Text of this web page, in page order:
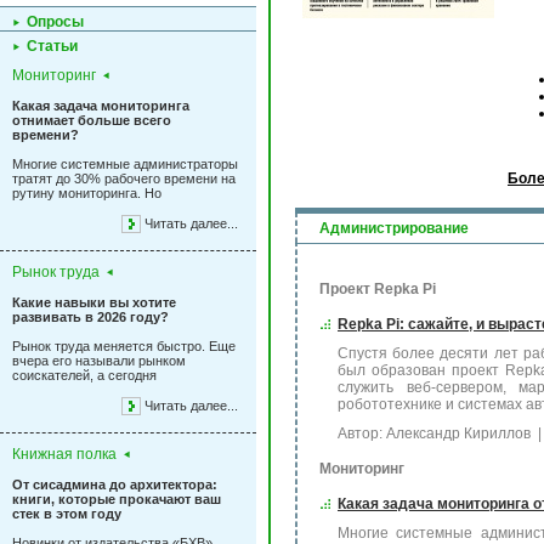
Опросы
Статьи
Мониторинг
Какая задача мониторинга
отнимает больше всего
времени?
Многие системные администраторы
тратят до 30% рабочего времени на
рутину мониторинга. Но
Читать далее...
Рынок труда
Какие навыки вы хотите
развивать в 2026 году?
Рынок труда меняется быстро. Еще
вчера его называли рынком
соискателей, а сегодня
Читать далее...
Книжная полка
От сисадмина до архитектора:
книги, которые прокачают ваш
стек в этом году
Администрирование
Проект Repka Pi
Repka Pi: сажайте, и
Спустя более десяти лет
был образован проект
служить веб-сервером,
робототехнике и системах
Автор: Александр Кириллов
Мониторинг
Какая задача мониторинга
Многие системные